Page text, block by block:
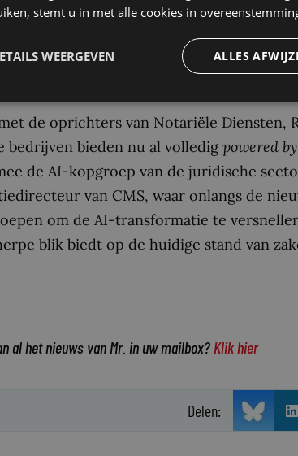
Natali Helberger (Universiteit van
Technische Universiteit Delft). Deze
de oprichters van Notariële Diensten,
bedrijven bieden nu al volledig powered by
de AI-kopgroep van de juridische
van CMS, waar onlangs de
om de AI-transformatie te
blik biedt op de huidige stand van
al het nieuws van Mr. in uw mailbox? Klik hier
Delen:
stemt u in met alle cookies in
ALLES
WEERGEVEN